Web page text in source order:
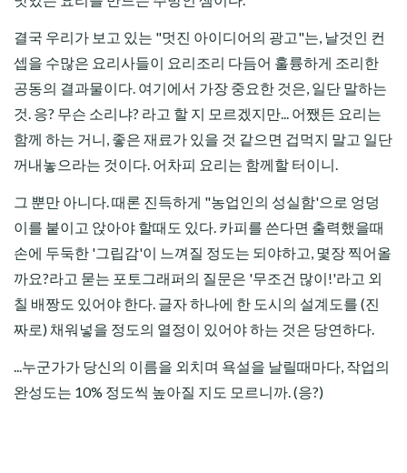
결국 우리가 보고 있는 "멋진 아이디어의 광고"는, 날것인 컨
셉을 수많은 요리사들이 요리조리 다듬어 훌륭하게 조리한
공동의 결과물이다. 여기에서 가장 중요한 것은, 일단 말하는
것. 응? 무슨 소리냐? 라고 할 지 모르겠지만... 어쨌든 요리는
함께 하는 거니, 좋은 재료가 있을 것 같으면 겁먹지 말고 일단
꺼내놓으라는 것이다. 어차피 요리는 함께할 터이니.
그 뿐만 아니다. 때론 진득하게 "농업인의 성실함'으로 엉덩
이를 붙이고 앉아야 할때도 있다. 카피를 쓴다면 출력했을때
손에 두둑한 '그립감'이 느껴질 정도는 되야하고, 몇장 찍어올
까요?라고 묻는 포토그래퍼의 질문은 '무조건 많이!'라고 외
칠 배짱도 있어야 한다. 글자 하나에 한 도시의 설계도를 (진
짜로) 채워넣을 정도의 열정이 있어야 하는 것은 당연하다.
...누군가가 당신의 이름을 외치며 욕설을 날릴때마다, 작업의
완성도는 10% 정도씩 높아질 지도 모르니까. (응?)